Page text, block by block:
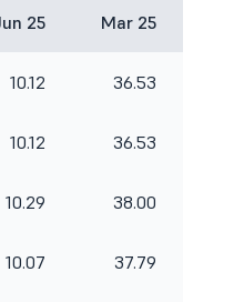
25 Mar 25
10.12 36.53
10.12 36.53
10.29 38.00
10.07 37.79